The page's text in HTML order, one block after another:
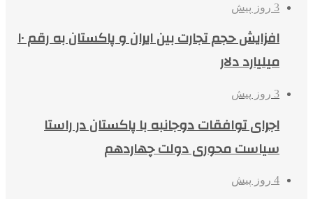
3 روز پیش
افزایش حجم تجارت بین ایران و پاکستان به رقم ۱۰
میلیارد دلار
3 روز پیش
اجرای توافقات دوجانبه با پاکستان در راستا
سیاست محوری دولت چهاردهم
4 روز پیش